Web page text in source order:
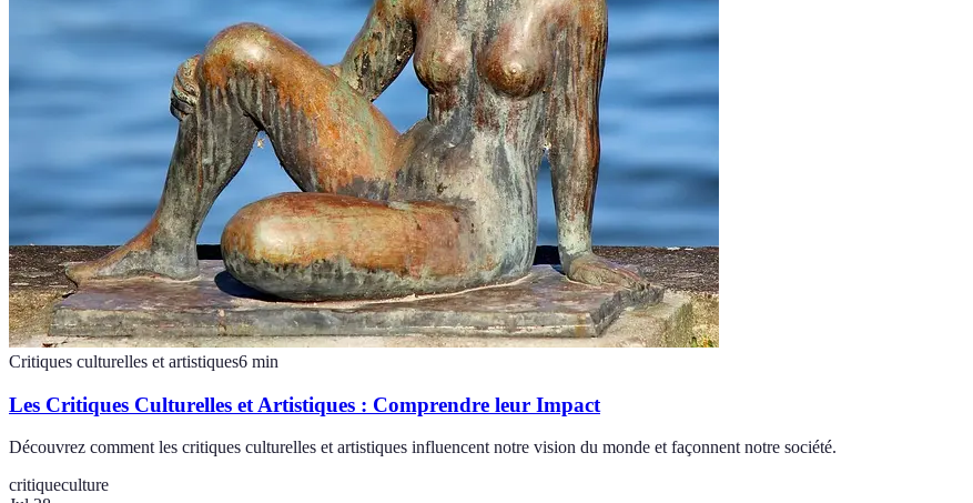
Critiques culturelles et artistiques6 min
Les Critiques Culturelles et Artistiques : Comprendre leur Impact
Découvrez comment les critiques culturelles et artistiques influencent notre vision du monde et façonnent notre société.
critiqueculture